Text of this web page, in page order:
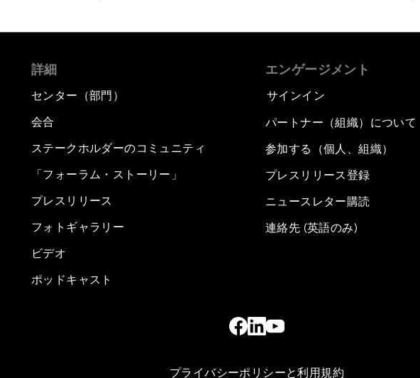
詳細
センター（部門）
会合
ステークホルダーのコミュニティ
「フォーラム・ストーリー」
プレスリリース
フォトギャラリー
ビデオ
ポッドキャスト
エンゲージメント
サインイン
パートナー（組織）について
参加する（個人、組織）
プレスリリース登録
ニュースレター購読
連絡先 (英語のみ)
プライバシーポリシーと利用規約